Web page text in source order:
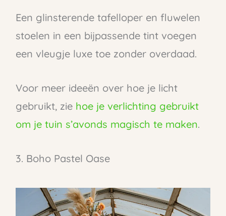
Een glinsterende tafelloper en fluwelen
stoelen in een bijpassende tint voegen
een vleugje luxe toe zonder overdaad.
Voor meer ideeën over hoe je licht
gebruikt, zie hoe je verlichting gebruikt
om je tuin s’avonds magisch te maken.
3. Boho Pastel Oase